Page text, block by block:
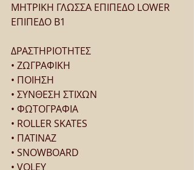
ΜΗΤΡΙΚΗ ΓΛΩΣΣΑ ΕΠΙΠΕΔΟ LOWER
ΕΠΙΠΕΔΟ Β1
ΔΡΑΣΤΗΡΙΟΤΗΤΕΣ
• ΖΩΓΡΑΦΙΚΗ
• ΠΟΙΗΣΗ
• ΣΥΝΘΕΣΗ ΣΤΙΧΩΝ
• ΦΩΤΟΓΡΑΦΙΑ
• ROLLER SKATES
• ΠΑΤΙΝΑΖ
• SNOWBOARD
• VOLEY